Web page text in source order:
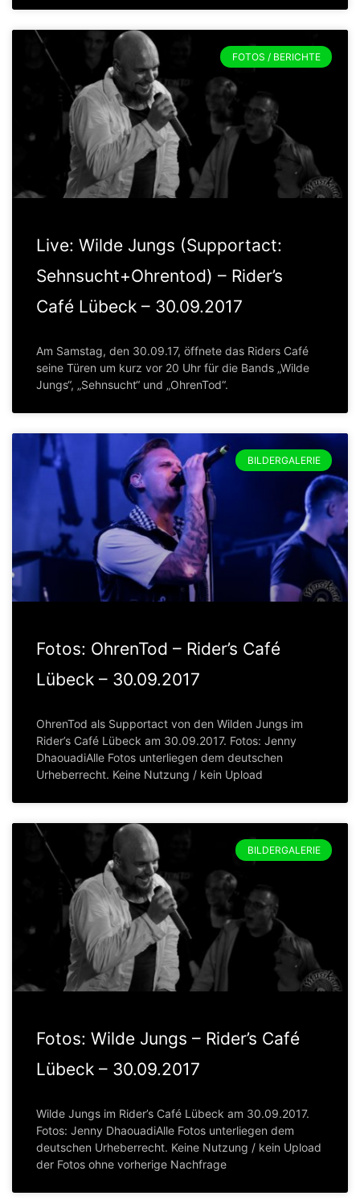
FOTOS / BERICHTE
Live: Wilde Jungs (Supportact:
Sehnsucht+Ohrentod) – Rider’s
Café Lübeck – 30.09.2017
Am Samstag, den 30.09.17, öffnete das Riders Café
seine Türen um kurz vor 20 Uhr für die Bands „Wilde
Jungs“, „Sehnsucht“ und „OhrenTod“.
BILDERGALERIE
Fotos: OhrenTod – Rider’s Café
Lübeck – 30.09.2017
OhrenTod als Supportact von den Wilden Jungs im
Rider’s Café Lübeck am 30.09.2017. Fotos: Jenny
DhaouadiAlle Fotos unterliegen dem deutschen
Urheberrecht. Keine Nutzung / kein Upload
BILDERGALERIE
Fotos: Wilde Jungs – Rider’s Café
Lübeck – 30.09.2017
Wilde Jungs im Rider’s Café Lübeck am 30.09.2017.
Fotos: Jenny DhaouadiAlle Fotos unterliegen dem
deutschen Urheberrecht. Keine Nutzung / kein Upload
der Fotos ohne vorherige Nachfrage